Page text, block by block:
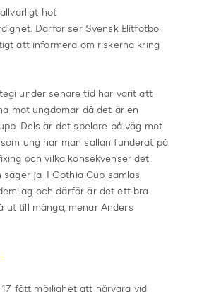
hot
Därför ser Svensk Elitfotboll
att informera om riskerna kring
under senare tid har varit att
mot ungdomar då det är en
Dels är det spelare på väg mot
ung har man sällan funderat på
och vilka konsekvenser det
ja. I Gothia Cup samlas
och därför är det ett bra
ut till många, menar Anders
fått möjlighet att närvara vid